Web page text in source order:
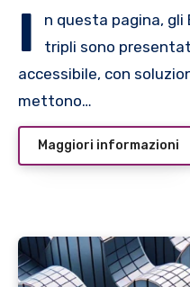
I
n questa pagina,
tripli sono
accessibile, con
mettono…
Maggiori informazioni